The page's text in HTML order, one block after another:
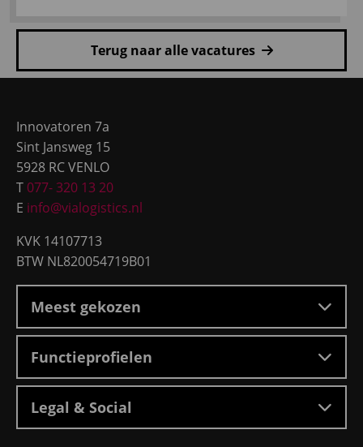
meer
Vestigingsmanager
Roosendaal
Terug naar alle vacatures
Innovatoren 7a
Sint Jansweg 15
5928 RC VENLO
T 077- 320 13 20
E info@vialogistics.nl
KVK 14107713
BTW NL820054719B01
Meest gekozen
Functieprofielen
Legal & Social